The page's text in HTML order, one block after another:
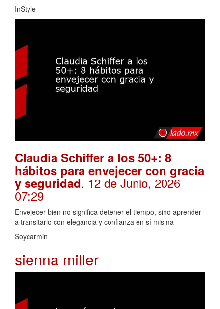
InStyle
Claudia Schiffer a los 50+: 8
hábitos para envejecer con gracia
y seguridad. 12 de Junio, 2026
07:29
Envejecer bien no significa detener el tiempo, sino aprender
a transitarlo con elegancia y confianza en sí misma
Soycarmin
sienna miller